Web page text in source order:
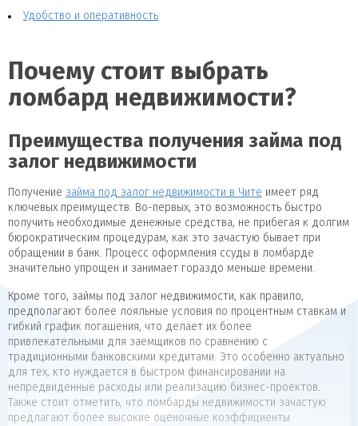
Удобство и оперативность
Почему стоит выбрать
ломбард недвижимости?
Преимущества получения займа под
залог недвижимости
Получение займа под залог недвижимости в Чите имеет ряд
ключевых преимуществ. Во-первых, это возможность быстро
получить необходимые денежные средства, не прибегая к долгим
бюрократическим процедурам, как это зачастую бывает при
обращении в банк. Процесс оформления ссуды в ломбарде
значительно упрощен и занимает гораздо меньше времени.
Кроме того, займы под залог недвижимости, как правило,
предполагают более лояльные условия по процентным ставкам и
гибкий график погашения, что делает их более
привлекательными для заемщиков по сравнению с
традиционными банковскими кредитами. Это особенно актуально
для тех, кто нуждается в быстром финансировании на
непредвиденные расходы или реализацию бизнес-проектов.
Также стоит отметить, что ломбарды недвижимости зачастую
предлагают более высокие оценочные коэффициенты